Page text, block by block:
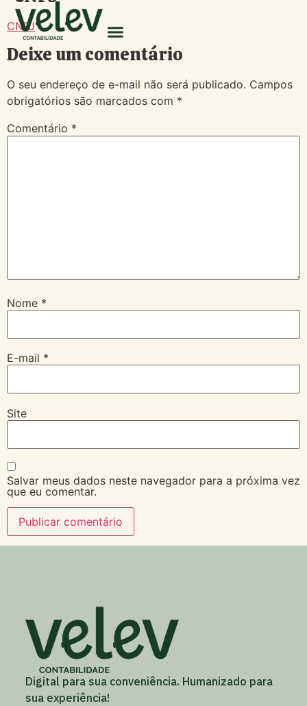
CNPJ
Deixe um comentário
O seu endereço de e-mail não será publicado. Campos
obrigatórios são marcados com *
Comentário *
Nome *
E-mail *
Site
Salvar meus dados neste navegador para a próxima vez
que eu comentar.
Digital para sua conveniência. Humanizado para
sua experiência!